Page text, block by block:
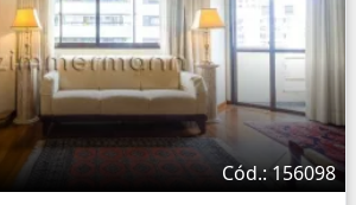
Cód.: 156098